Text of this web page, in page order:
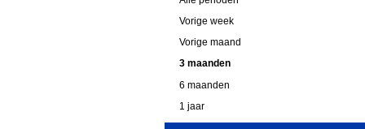
Vorige week
Vorige maand
3 maanden
6 maanden
1 jaar